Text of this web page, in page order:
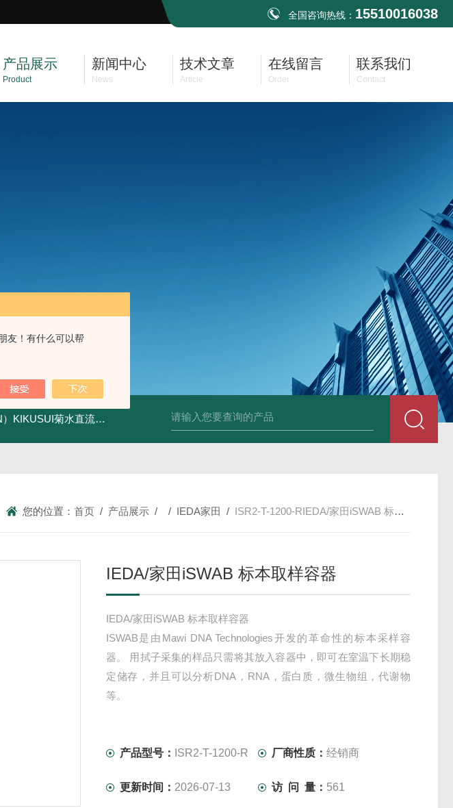
友！有什么可以帮
全国咨询热线： 15510016038
产品展示
Product
新闻中心
News
技术文章
Article
在线留言
Order
联系我们
Contact
水直流电源-四象限节能测试 PAV320-1.3 （with LAN）KIKUSUI菊水直流电源-故障快
您的位置：首页 / 产品展示 / / IEDA家田 / ISR2-T-1200-RIEDA/家田iSWAB 标本取样容器
IEDA/家田iSWAB 标本取样容器
IEDA/家田iSWAB 标本取样容器
ISWAB是由Mawi DNA Technologies开发的革命性的标本采样容
器。 用拭子采集的样品只需将其放入容器中，即可在室温下长期稳
定储存，并且可以分析DNA，RNA，蛋白质，微生物组，代谢物
等。
产品型号： ISR2-T-1200-R 厂商性质：经销商
更新时间： 2026-07-13 访 问 量： 561